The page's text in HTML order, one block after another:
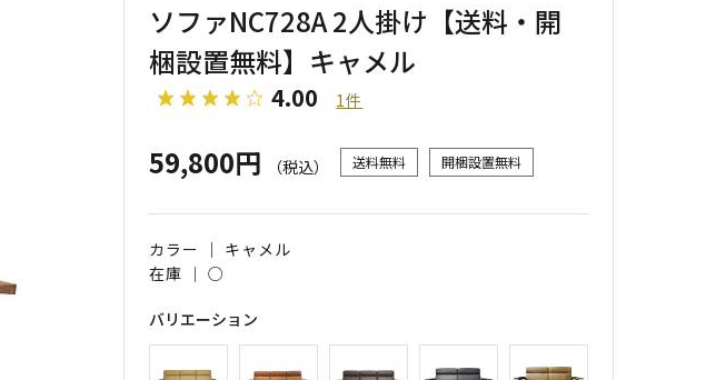
ソファNC728A 2人掛け【送料・開
梱設置無料】キャメル
4.00 1件
59,800円 （税込） 送料無料 開梱設置無料
カラー ｜ キャメル
在庫 ｜○
バリエーション